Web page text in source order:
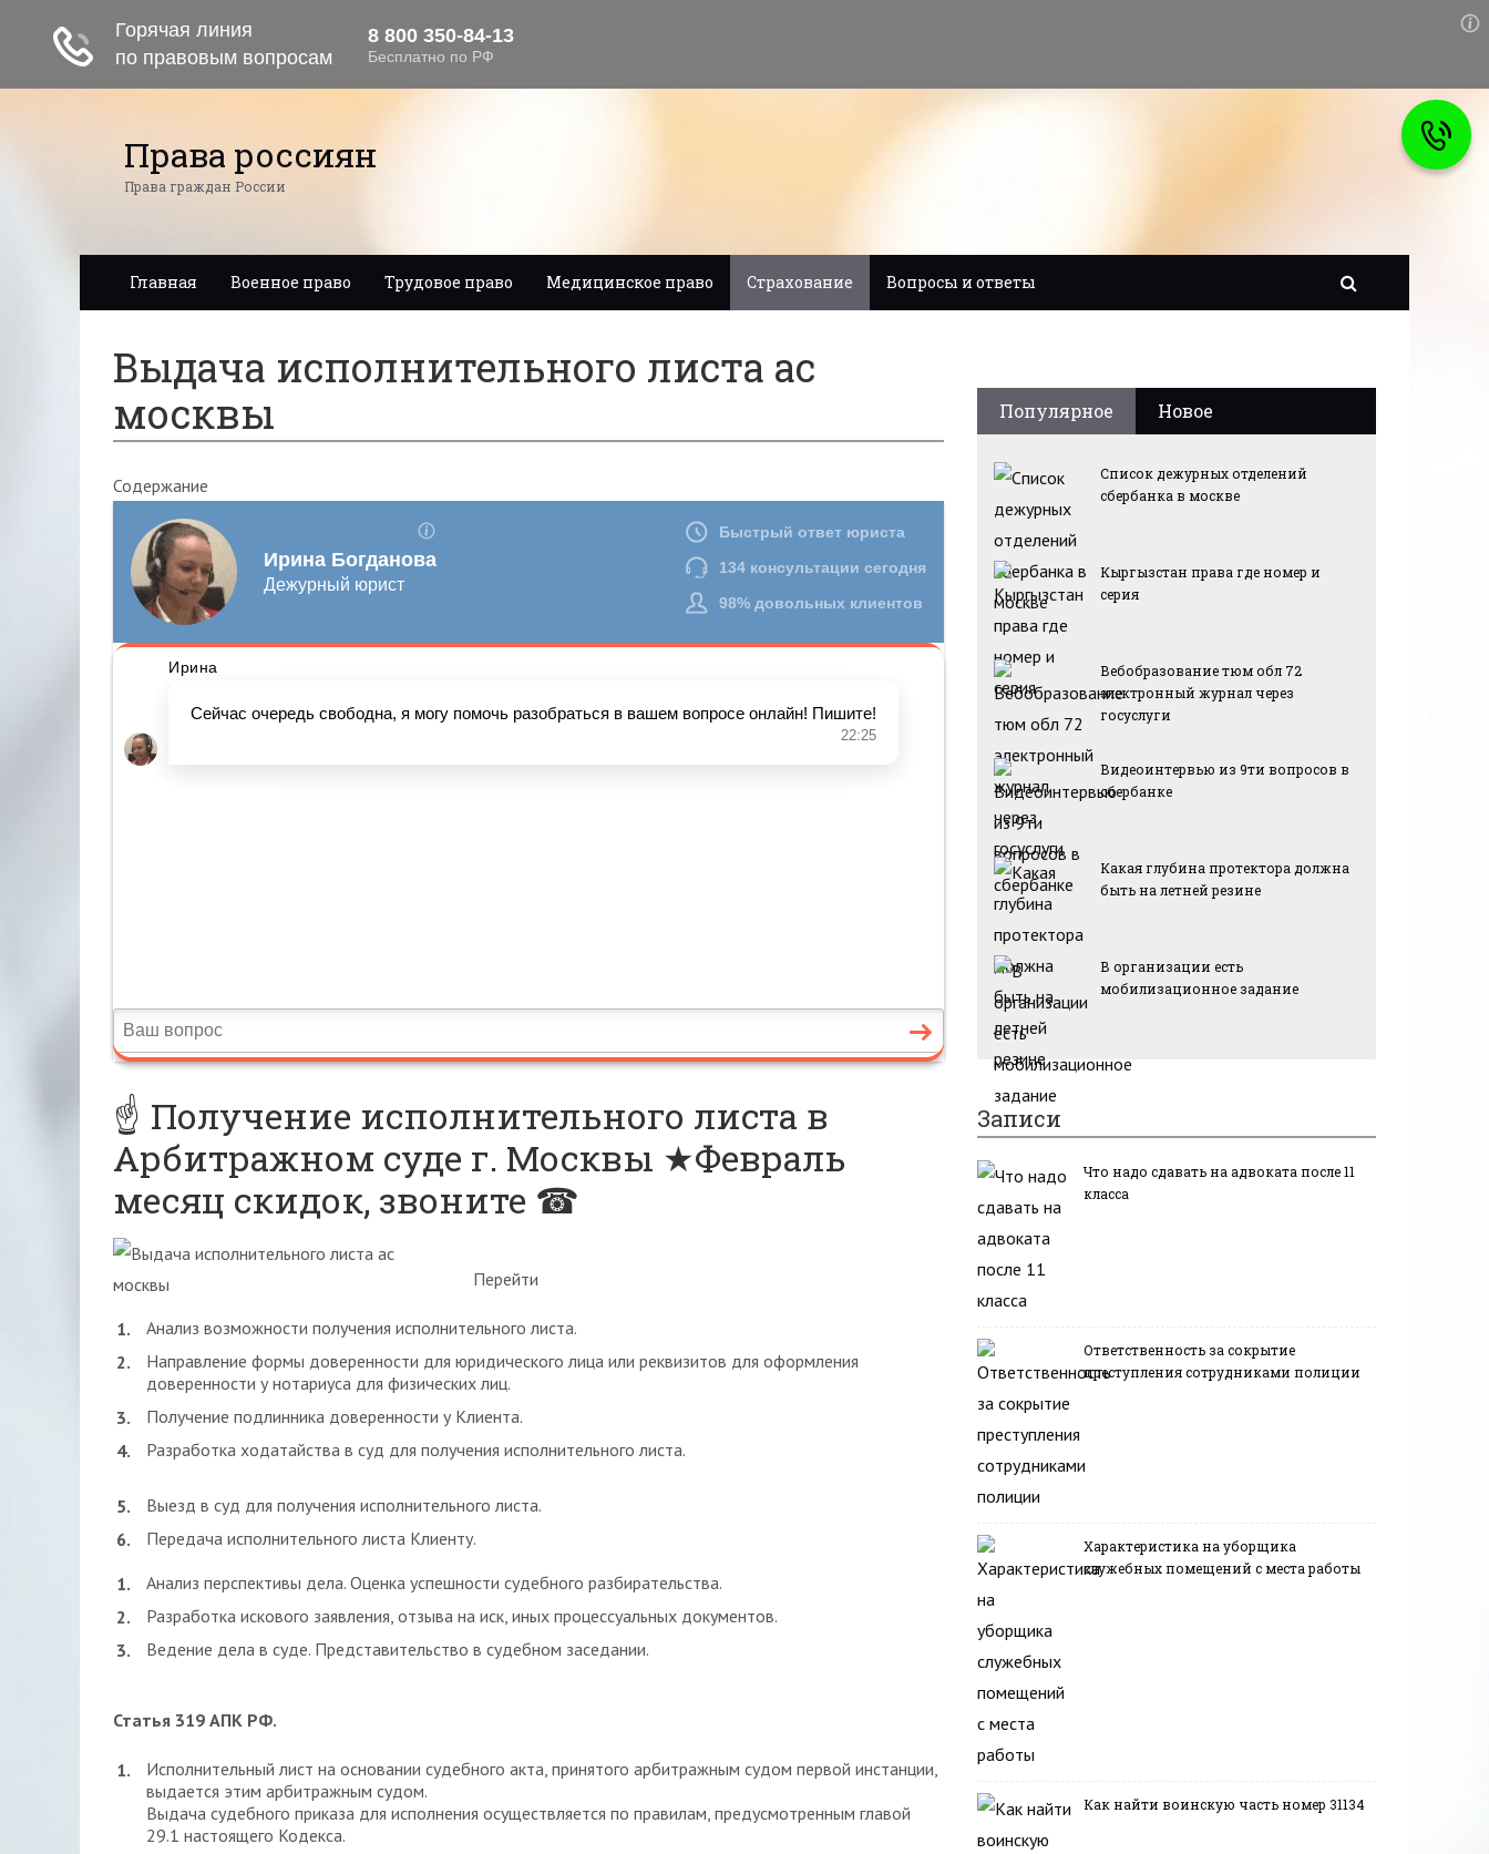
Права россиян
Права граждан России
Главная Военное право Трудовое право Медицинское право Страхование Вопросы и ответы
Выдача исполнительного листа ас
москвы
Содержание
☝️ Получение исполнительного листа в
Арбитражном суде г. Москвы ★Февраль
месяц скидок, звоните ☎
Перейти
Анализ возможности получения исполнительного листа.
Направление формы доверенности для юридического лица или реквизитов для оформления
доверенности у нотариуса для физических лиц.
Получение подлинника доверенности у Клиента.
Разработка ходатайства в суд для получения исполнительного листа.
Выезд в суд для получения исполнительного листа.
Передача исполнительного листа Клиенту.
Анализ перспективы дела. Оценка успешности судебного разбирательства.
Разработка искового заявления, отзыва на иск, иных процессуальных документов.
Ведение дела в суде. Представительство в судебном заседании.
Статья 319 АПК РФ.
Исполнительный лист на основании судебного акта, принятого арбитражным судом первой инстанции,
выдается этим арбитражным судом.
Выдача судебного приказа для исполнения осуществляется по правилам, предусмотренным главой
29.1 настоящего Кодекса.
Популярное Новое
Список дежурных отделений
сбербанка в москве
Кыргызстан права где номер и
серия
Вебобразование тюм обл 72
электронный журнал через
госуслуги
Видеоинтервью из 9ти вопросов в
сбербанке
Какая глубина протектора должна
быть на летней резине
В организации есть
мобилизационное задание
Записи
Что надо сдавать на адвоката после 11
класса
Ответственность за сокрытие
преступления сотрудниками полиции
Характеристика на уборщика
служебных помещений с места работы
Как найти воинскую часть номер 31134